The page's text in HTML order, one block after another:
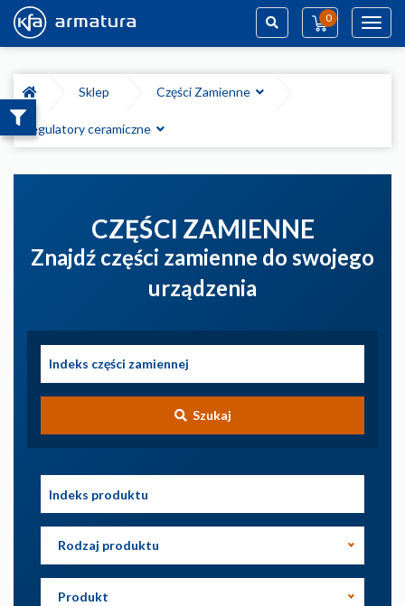
0
Sklep
Części Zamienne
Regulatory ceramiczne
CZĘŚCI ZAMIENNE
Znajdź części zamienne do swojego
urządzenia
Szukaj
Rodzaj produktu
Produkt